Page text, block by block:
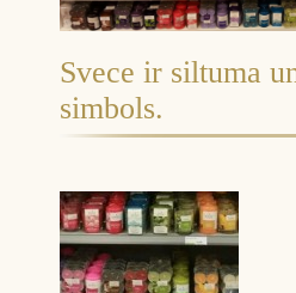
Svece ir siltuma
simbols.